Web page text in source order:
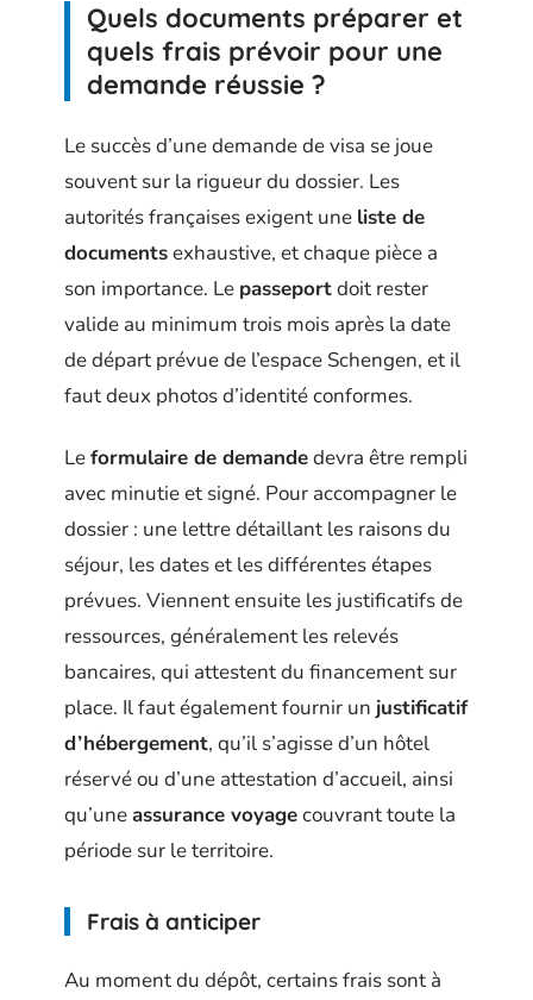
Quels documents préparer et
quels frais prévoir pour une
demande réussie ?
Le succès d’une demande de visa se joue
souvent sur la rigueur du dossier. Les
autorités françaises exigent une liste de
documentsexhaustive, et chaque pièce a
son importance. Le passeportdoit rester
valide au minimum trois mois après la date
de départ prévue de l’espace Schengen, et il
faut deux photos d’identité conformes.
Leformulaire de demandedevra être rempli
avec minutie et signé. Pour accompagner le
dossier : une lettre détaillant les raisons du
séjour, les dates et les différentes étapes
prévues. Viennent ensuite les justificatifs de
ressources, généralement les relevés
bancaires, qui attestent du financement sur
place. Il faut également fournir un justificatif
d’hébergement, qu’il s’agisse d’un hôtel
réservé ou d’une attestation d’accueil, ainsi
qu’uneassurance voyagecouvrant toute la
période sur le territoire.
Frais à anticiper
Au moment du dépôt, certains frais sont à